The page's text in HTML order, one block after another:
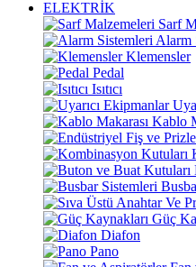
ELEKTRİK
Sarf
Alarm
Klemensler
Pedal
Isıtıcı
Kablo
Güç
Diafon
Pano